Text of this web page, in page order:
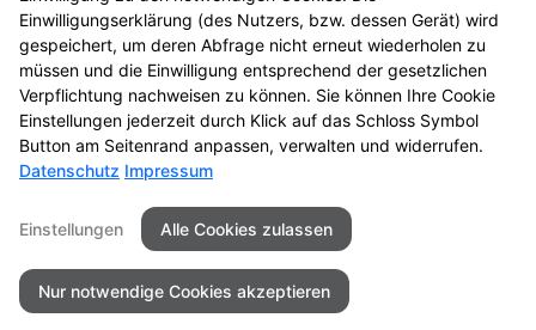
Tierarzt oder in Ihrer Apotheke.6Biozide vorsichtig
verwenden. Vor Gebrauch stets Etikett und
Produktinformation lesen.
Seitenübersicht Kontakt
Impressum
Datenschutz
Barrierefreiheit
© 2026 St.-Gotthard-Apotheke
Einwilligungserklärung (des Nutzers, bzw. dessen Gerät) wird
gespeichert, um deren Abfrage nicht erneut wiederholen zu
müssen und die Einwilligung entsprechend der gesetzlichen
Verpflichtung nachweisen zu können. Sie können Ihre Cookie
Einstellungen jederzeit durch Klick auf das Schloss Symbol
Button am Seitenrand anpassen, verwalten und widerrufen.
Datenschutz Impressum
Einstellungen Alle Cookies zulassen
Nur notwendige Cookies akzeptieren